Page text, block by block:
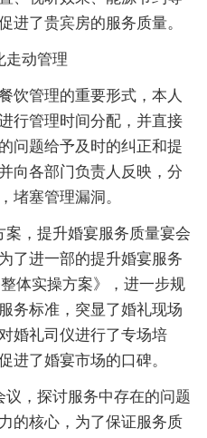
进了贵宾房的服务质量。
走动管理
饮管理的重要形式，本人
行管理时间分配，并直接
问题给予及时的纠正和提
向各部门负责人反映，分
堵塞管理漏洞。
，提升婚宴服务质量宴会
了进一部的提升婚宴服务
体实操方案》，进一步规
务标准，突显了婚礼现场
婚礼司仪进行了专场培
进了婚宴市场的口碑。
，探讨服务中存在的问题
的核心，为了保证服务质